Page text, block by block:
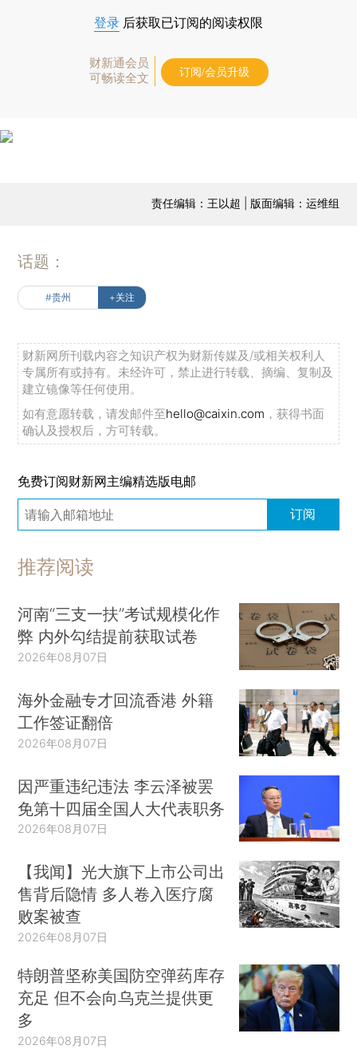
登录 后获取已订阅的阅读权限
财新通会员
可畅读全文
订阅/会员升级
责任编辑：王以超 | 版面编辑：运维组
话题：
#贵州 +关注
财新网所刊载内容之知识产权为财新传媒及/或相关权利人
专属所有或持有。未经许可，禁止进行转载、摘编、复制及
建立镜像等任何使用。
如有意愿转载，请发邮件至hello@caixin.com ，获得书面
确认及授权后，方可转载。
免费订阅财新网主编精选版电邮
订阅
推荐阅读
河南“三支一扶”考试规模化作
弊 内外勾结提前获取试卷
2026年08月07日
海外金融专才回流香港 外籍
工作签证翻倍
2026年08月07日
因严重违纪违法 李云泽被罢
免第十四届全国人大代表职务
2026年08月07日
【我闻】光大旗下上市公司出
售背后隐情 多人卷入医疗腐
败案被查
2026年08月07日
特朗普坚称美国防空弹药库存
充足 但不会向乌克兰提供更
多
2026年08月07日